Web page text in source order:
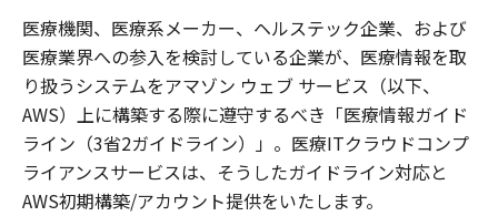
医療機関、医療系メーカー、ヘルステック企業、および
医療業界への参入を検討している企業が、医療情報を取
り扱うシステムをアマゾン ウェブ サービス（以下、
AWS）上に構築する際に遵守するべき「医療情報ガイド
ライン（3省2ガイドライン）」。医療ITクラウドコンプ
ライアンスサービスは、そうしたガイドライン対応と
AWS初期構築/アカウント提供をいたします。